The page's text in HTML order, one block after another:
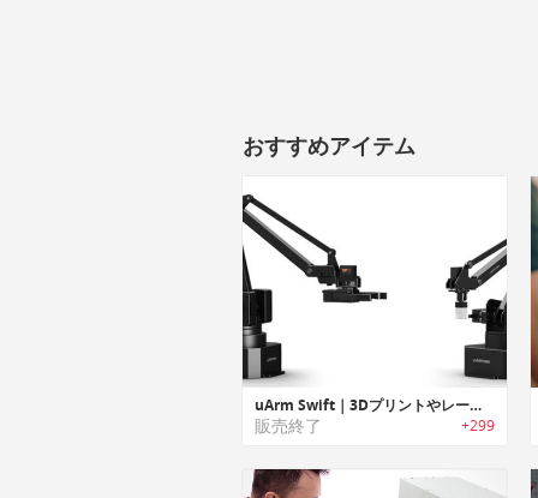
おすすめアイテム
uArm Swift｜3Dプリントやレーザー彫り付け可能なロボットアーム「ユーアームスイフト」
販売終了 +299